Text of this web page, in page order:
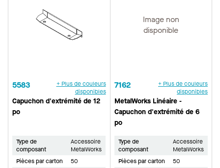
5583
+ Plus de couleurs
disponibles
Capuchon d'extrémité de 12
po
Type de
composant
Accessoire
MetalWorks
Pièces par carton
50
Image non
disponible
7162
+ Plus de couleurs
disponibles
MetalWorks Linéaire -
Capuchon d'extrémité de 6
po
Type de
composant
Accessoire
MetalWorks
Pièces par carton
50